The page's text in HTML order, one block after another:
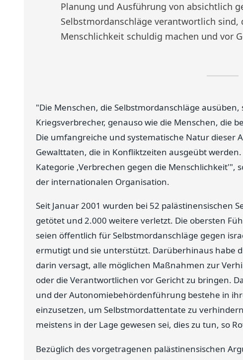
Planung und Ausführung von absichtlich
Selbstmordanschläge verantwortlich sind,
Menschlichkeit schuldig machen und vor
"Die Menschen, die Selbstmordanschläge ausüben,
Kriegsverbrecher, genauso wie die Menschen, die
Die umfangreiche und systematische Natur dieser
Gewalttaten, die in Konfliktzeiten ausgeübt
Kategorie ,Verbrechen gegen die Menschlichkeit'",
der internationalen Organisation.
Seit Januar 2001 wurden bei 52 palästinensischen
getötet und 2.000 weitere verletzt. Die obersten
seien öffentlich für Selbstmordanschläge gegen
ermutigt und sie unterstützt. Darüberhinaus habe
darin versagt, alle möglichen Maßnahmen zur
oder die Verantwortlichen vor Gericht zu bringen.
und der Autonomiebehördenführung bestehe in
einzusetzen, um Selbstmordattentate zu
meistens in der Lage gewesen sei, dies zu tun, so
Bezüglich des vorgetragenen palästinensischen